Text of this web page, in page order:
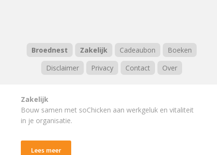
Broednest Zakelijk Cadeaubon
Boeken
Disclaimer
Privacy Contact Over
Zakelijk
Bouw samen met soChicken aan werkgeluk en vitaliteit
in je organisatie.
Lees meer